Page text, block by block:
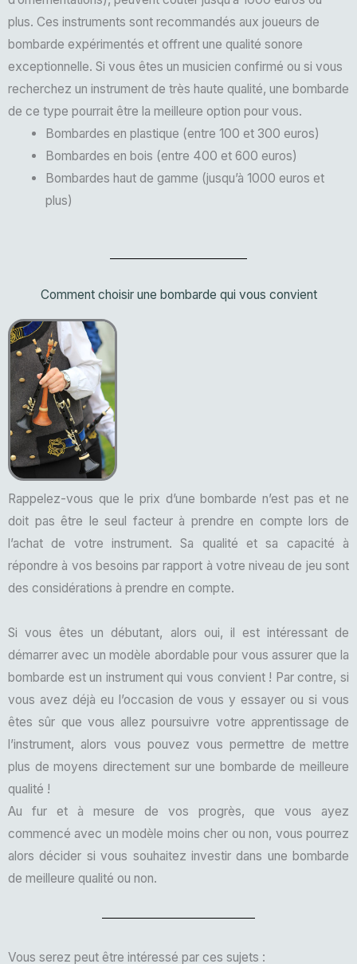
plus. Ces instruments sont recommandés aux joueurs de
bombarde expérimentés et offrent une qualité sonore
exceptionnelle. Si vous êtes un musicien confirmé ou si vous
recherchez un instrument de très haute qualité, une bombarde
de ce type pourrait être la meilleure option pour vous.
Bombardes en plastique (entre 100 et 300 euros)
Bombardes en bois (entre 400 et 600 euros)
Bombardes haut de gamme (jusqu’à 1000 euros et
plus)
Comment choisir une bombarde qui vous convient
Rappelez-vous que le prix d’une bombarde n’est pas et ne
doit pas être le seul facteur à prendre en compte lors de
l’achat de votre instrument. Sa qualité et sa capacité à
répondre à vos besoins par rapport à votre niveau de jeu sont
des considérations à prendre en compte.
Si vous êtes un débutant, alors oui, il est intéressant de
démarrer avec un modèle abordable pour vous assurer que la
bombarde est un instrument qui vous convient ! Par contre, si
vous avez déjà eu l’occasion de vous y essayer ou si vous
êtes sûr que vous allez poursuivre votre apprentissage de
l’instrument, alors vous pouvez vous permettre de mettre
plus de moyens directement sur une bombarde de meilleure
qualité !
Au fur et à mesure de vos progrès, que vous ayez
commencé avec un modèle moins cher ou non, vous pourrez
alors décider si vous souhaitez investir dans une bombarde
de meilleure qualité ou non.
Vous serez peut être intéressé par ces sujets :